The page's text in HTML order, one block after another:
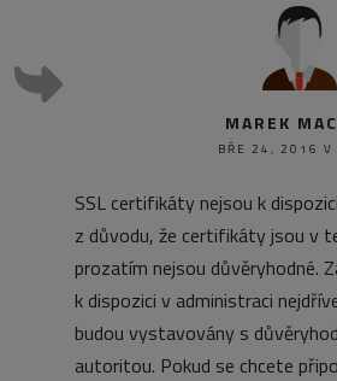
MAREK
BŘE 24, 2016
SSL certifikáty nejsou k
z důvodu, že certifikáty jsou v
prozatím nejsou důvěryhodné.
k dispozici v administraci
budou vystavovány s
autoritou. Pokud se chcete